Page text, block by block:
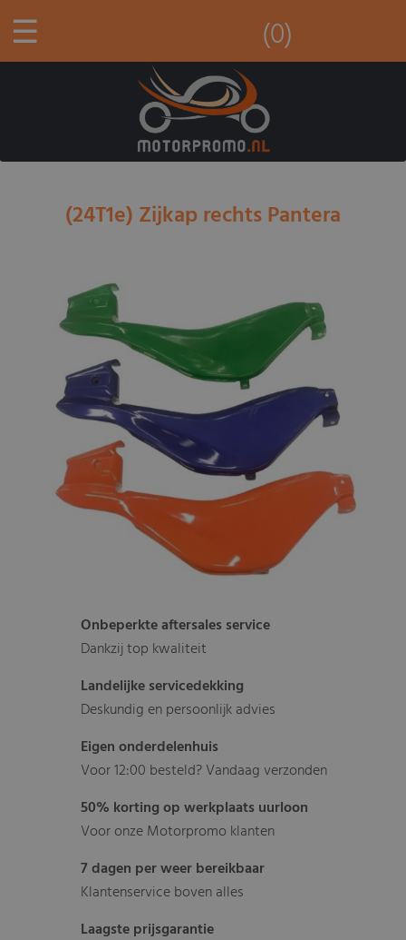
☰ (0)
(24T1e) Zijkap rechts Pantera
Onbeperkte aftersales service
Dankzij top kwaliteit
Landelijke servicedekking
Deskundig en persoonlijk advies
Eigen onderdelenhuis
Voor 12:00 besteld? Vandaag verzonden
50% korting op werkplaats uurloon
Voor onze Motorpromo klanten
7 dagen per weer bereikbaar
Klantenservice boven alles
Laagste prijsgarantie